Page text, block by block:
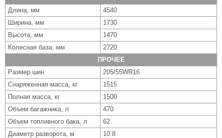
Длина, мм
4540
Ширина, мм
1730
Высота, мм
1470
Колесная база, мм
2720
ПРОЧЕЕ
Размер шин
205/55WR16
Снаряженная масса, кг
1515
Полная масса, кг
1500
Объем багажника, л
470
Объем топливного бака, л
62
Диаметр разворота, м
10.8